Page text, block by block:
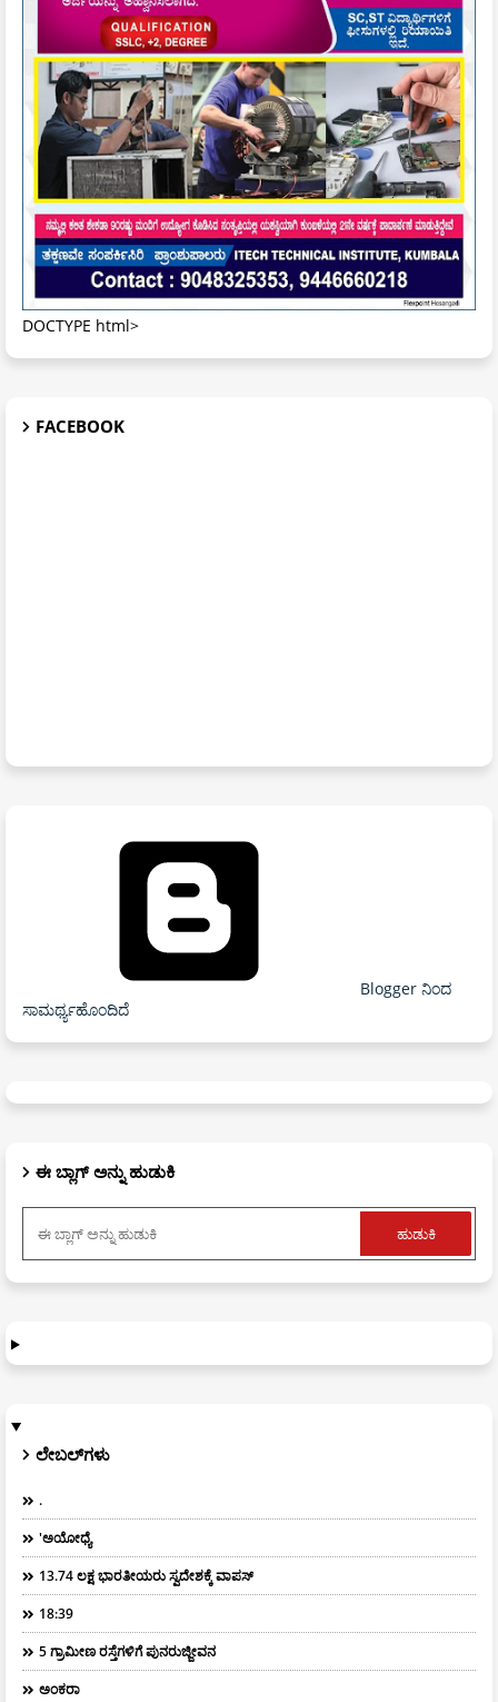
DOCTYPE html>
FACEBOOK
Blogger ನಿಂದ
ಸಾಮರ್ಥ್ಯಹೊಂದಿದೆ
ಈ ಬ್ಲಾಗ್ ಅನ್ನು ಹುಡುಕಿ
ಲೇಬಲ್‌ಗಳು
.
'ಅಯೋಧ್ಯೆ
13.74 ಲಕ್ಷ ಭಾರತೀಯರು ಸ್ವದೇಶಕ್ಕೆ ವಾಪಸ್
18:39
5 ಗ್ರಾಮೀಣ ರಸ್ತೆಗಳಿಗೆ ಪುನರುಜ್ಜೀವನ
ಅಂಕರಾ